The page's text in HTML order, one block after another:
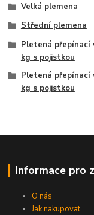
Velká plemena
Střední plemena
Pletená přepínací
kg s pojistkou
Pletená přepínací
kg s pojistkou
Informace pro
O nás
Jak nakupovat